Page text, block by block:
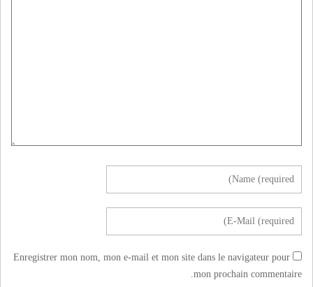
Enregistrer mon nom, mon e-mail et mon site dans le navigateur pour
mon prochain commentaire.